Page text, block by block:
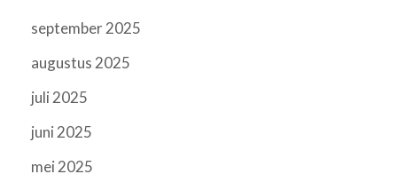
september 2025
augustus 2025
juli 2025
juni 2025
mei 2025